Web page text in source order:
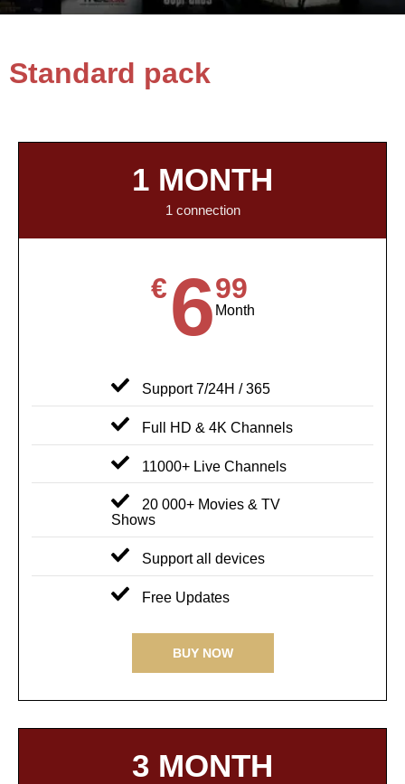
Standard pack
1 MONTH
1 connection
€699
Month
Support 7/24H / 365
Full HD & 4K Channels
11000+ Live Channels
20 000+ Movies & TV
Shows
Support all devices
Free Updates
BUY NOW
3 MONTH